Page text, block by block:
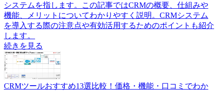
システムを指します。この記事ではCRMの概要、仕組みや
機能、メリットについてわかりやすく説明。CRMシステム
を導入する際の注意点や有効活用するためのポイントも紹介
します。
続きを見る
CRMツールおすすめ13選比較！価格・機能・口コミでわか